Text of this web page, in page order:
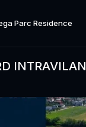
Parc Residence
INTRAVILAN